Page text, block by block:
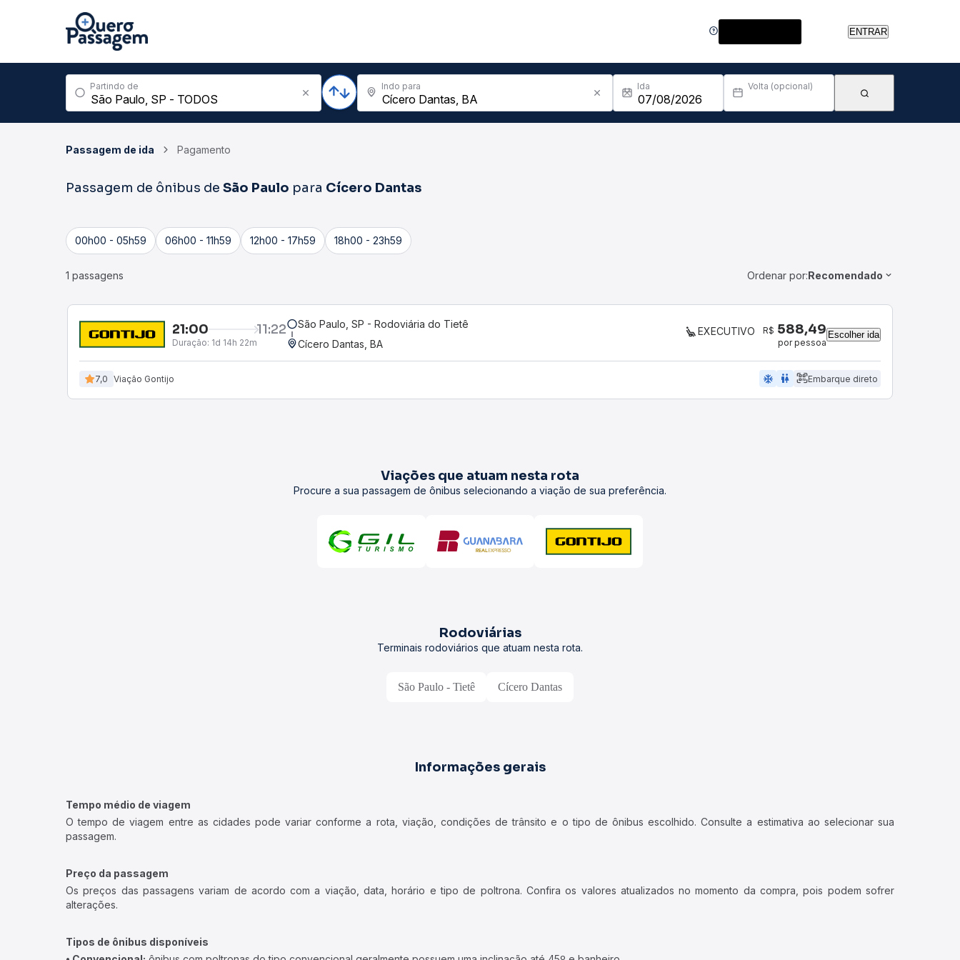
ENTRAR
Partindo de Indo para Ida Volta (opcional)
Passagem de ida Pagamento
Passagem de ônibus de São Paulo para Cícero Dantas
00h00 - 05h59 06h00 - 11h59 12h00 - 17h59 18h00 - 23h59
1 passagens Ordenar por:Recomendado
21:00 11:22
Duração: 1d 14h 22m
São Paulo, SP - Rodoviária do Tietê
Cícero Dantas, BA
EXECUTIVO R$ 588,49
por pessoa
Escolher ida
7,0 Viação Gontijo ac_unit wc Embarque direto
Viações que atuam nesta rota
Procure a sua passagem de ônibus selecionando a viação de sua preferência.
Rodoviárias
Terminais rodoviários que atuam nesta rota.
São Paulo - Tietê Cícero Dantas
Informações gerais
Tempo médio de viagem
O tempo de viagem entre as cidades pode variar conforme a rota, viação, condições de trânsito e o tipo de ônibus escolhido. Consulte a estimativa ao selecionar sua
passagem.
Preço da passagem
Os preços das passagens variam de acordo com a viação, data, horário e tipo de poltrona. Confira os valores atualizados no momento da compra, pois podem sofrer
alterações.
Tipos de ônibus disponíveis